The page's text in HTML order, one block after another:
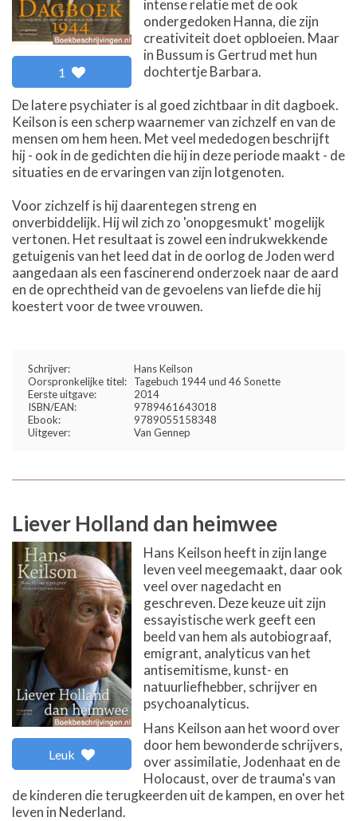
1
intense relatie met de ook
ondergedoken Hanna, die zijn
creativiteit doet opbloeien. Maar
in Bussum is Gertrud met hun
dochtertje Barbara.
De latere psychiater is al goed zichtbaar in dit dagboek.
Keilson is een scherp waarnemer van zichzelf en van de
mensen om hem heen. Met veel mededogen beschrijft
hij - ook in de gedichten die hij in deze periode maakt - de
situaties en de ervaringen van zijn lotgenoten.
Voor zichzelf is hij daarentegen streng en
onverbiddelijk. Hij wil zich zo 'onopgesmukt' mogelijk
vertonen. Het resultaat is zowel een indrukwekkende
getuigenis van het leed dat in de oorlog de Joden werd
aangedaan als een fascinerend onderzoek naar de aard
en de oprechtheid van de gevoelens van liefde die hij
koestert voor de twee vrouwen.
Schrijver:
Hans Keilson
Oorspronkelijke titel:
Tagebuch 1944 und 46 Sonette
Eerste uitgave:
2014
ISBN/EAN:
9789461643018
Ebook:
9789055158348
Uitgever:
Van Gennep
Liever Holland dan heimwee
Leuk
Hans Keilson heeft in zijn lange
leven veel meegemaakt, daar ook
veel over nagedacht en
geschreven. Deze keuze uit zijn
essayistische werk geeft een
beeld van hem als autobiograaf,
emigrant, analyticus van het
antisemitisme, kunst- en
natuurliefhebber, schrijver en
psychoanalyticus.
Hans Keilson aan het woord over
door hem bewonderde schrijvers,
over assimilatie, Jodenhaat en de
Holocaust, over de trauma's van
de kinderen die terugkeerden uit de kampen, en over het
leven in Nederland.